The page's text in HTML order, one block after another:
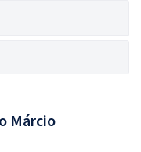
Márcio